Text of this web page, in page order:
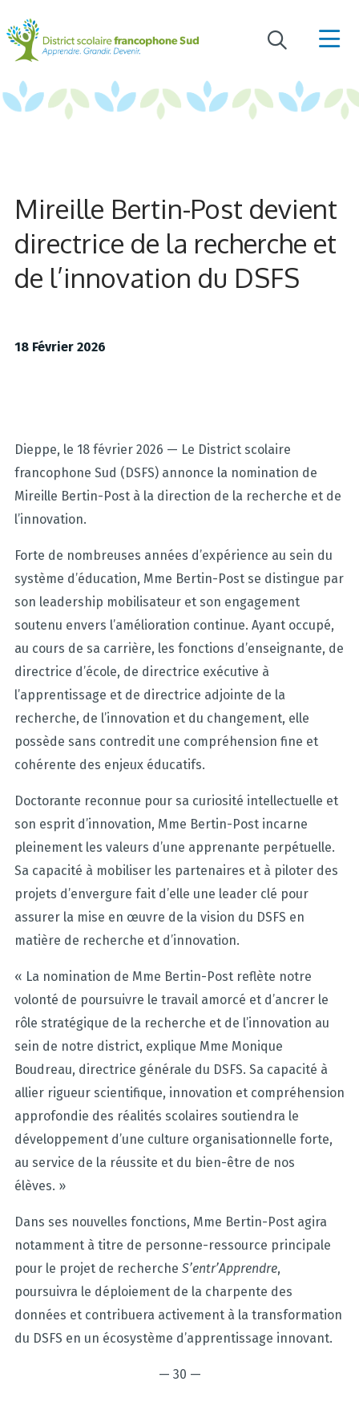
Mireille Bertin-Post devient
directrice de la recherche et
de l’innovation du DSFS
18 Février 2026
Dieppe, le 18 février 2026 — Le District scolaire
francophone Sud (DSFS) annonce la nomination de
Mireille Bertin-Post à la direction de la recherche et de
l’innovation.
Forte de nombreuses années d’expérience au sein du
système d’éducation, Mme Bertin-Post se distingue par
son leadership mobilisateur et son engagement
soutenu envers l’amélioration continue. Ayant occupé,
au cours de sa carrière, les fonctions d’enseignante, de
directrice d’école, de directrice exécutive à
l’apprentissage et de directrice adjointe de la
recherche, de l’innovation et du changement, elle
possède sans contredit une compréhension fine et
cohérente des enjeux éducatifs.
Doctorante reconnue pour sa curiosité intellectuelle et
son esprit d’innovation, Mme Bertin-Post incarne
pleinement les valeurs d’une apprenante perpétuelle.
Sa capacité à mobiliser les partenaires et à piloter des
projets d’envergure fait d’elle une leader clé pour
assurer la mise en œuvre de la vision du DSFS en
matière de recherche et d’innovation.
« La nomination de Mme Bertin-Post reflète notre
volonté de poursuivre le travail amorcé et d’ancrer le
rôle stratégique de la recherche et de l’innovation au
sein de notre district, explique Mme Monique
Boudreau, directrice générale du DSFS. Sa capacité à
allier rigueur scientifique, innovation et compréhension
approfondie des réalités scolaires soutiendra le
développement d’une culture organisationnelle forte,
au service de la réussite et du bien-être de nos
élèves. »
Dans ses nouvelles fonctions, Mme Bertin-Post agira
notamment à titre de personne-ressource principale
pour le projet de recherche S’entr’Apprendre,
poursuivra le déploiement de la charpente des
données et contribuera activement à la transformation
du DSFS en un écosystème d’apprentissage innovant.
— 30 —